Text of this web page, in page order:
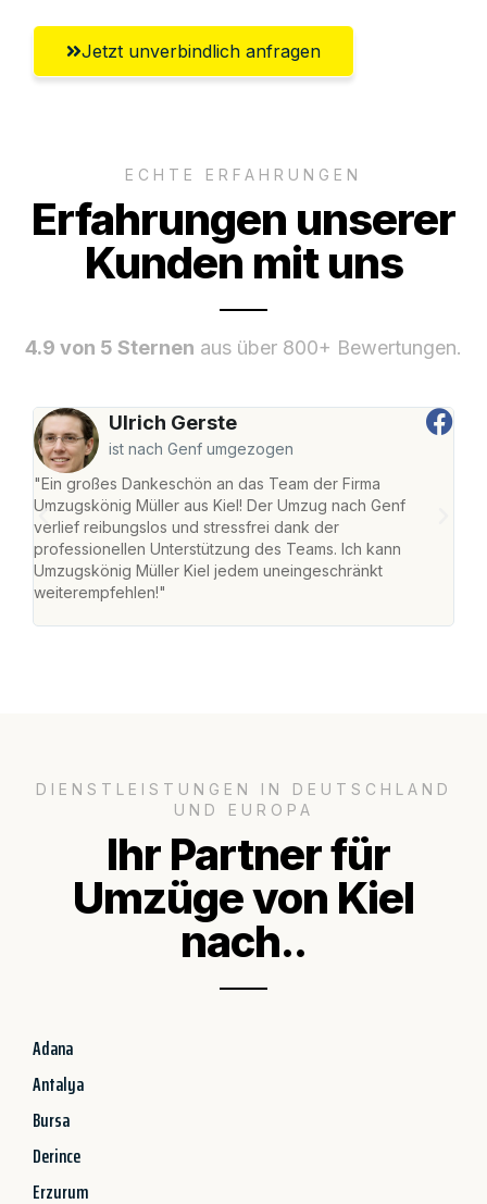
Jetzt unverbindlich anfragen
ECHTE ERFAHRUNGEN
Erfahrungen unserer
Kunden mit uns
4.9 von 5 Sternen aus über 800+ Bewertungen.
Ulrich Gerste
ist nach Genf umgezogen
"Ein großes Dankeschön an das Team der Firma
Umzugskönig Müller aus Kiel! Der Umzug nach Genf
verlief reibungslos und stressfrei dank der
professionellen Unterstützung des Teams. Ich kann
Umzugskönig Müller Kiel jedem uneingeschränkt
weiterempfehlen!"
DIENSTLEISTUNGEN IN DEUTSCHLAND
UND EUROPA
Ihr Partner für
Umzüge von Kiel
nach..
Adana
Antalya
Bursa
Derince
Erzurum